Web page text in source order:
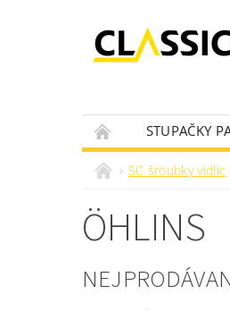
STUPAČKY
OLEJOVÝ
SC šroubky vidlic
ÖHLINS